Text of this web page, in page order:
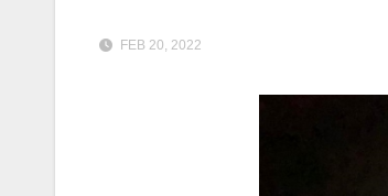
FEB 20, 2022